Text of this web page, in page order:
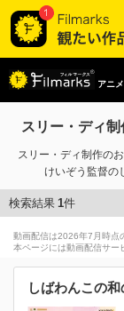
アニメ
スリー・ディ
スリー・ディ制作の
けいぞう監督の
検索結果 1件
動画配信は2026年7月時点
本ページには動画配信サー
しばわんこの